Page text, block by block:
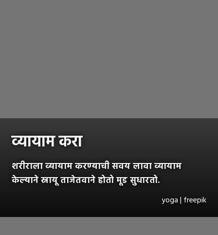
व्यायाम करा
शरीराला व्यायाम करण्याची सवय लावा व्यायाम
केल्याने स्नायू ताजेतवाने होतो मूड सुधारतो.
yoga | freepik